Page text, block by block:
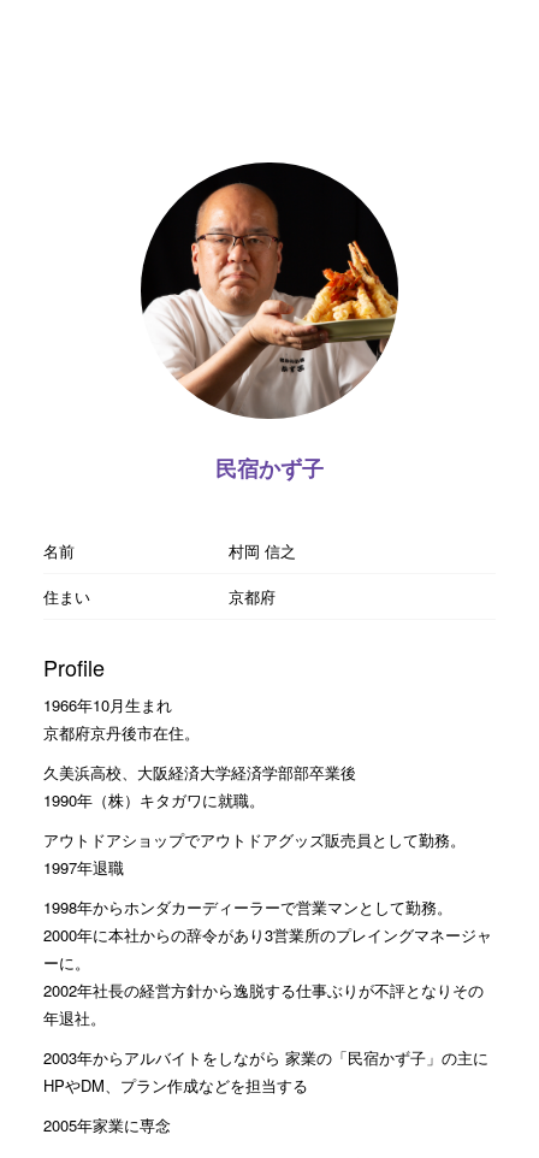
民宿かず子
名前
村岡 信之
住まい
京都府
Profile
1966年10月生まれ
京都府京丹後市在住。
久美浜高校、大阪経済大学経済学部部卒業後
1990年（株）キタガワに就職。
アウトドアショップでアウトドアグッズ販売員として勤務。
1997年退職
1998年からホンダカーディーラーで営業マンとして勤務。
2000年に本社からの辞令があり3営業所のプレイングマネージャ
ーに。
2002年社長の経営方針から逸脱する仕事ぶりが不評となりその
年退社。
2003年からアルバイトをしながら 家業の「民宿かず子」の主に
HPやDM、プラン作成などを担当する
2005年家業に専念